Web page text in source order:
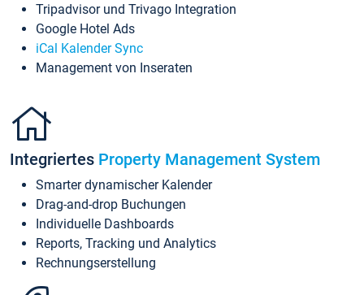
Tripadvisor und Trivago Integration
Google Hotel Ads
iCal Kalender Sync
Management von Inseraten
Integriertes Property Management System
Smarter dynamischer Kalender
Drag-and-drop Buchungen
Individuelle Dashboards
Reports, Tracking und Analytics
Rechnungserstellung